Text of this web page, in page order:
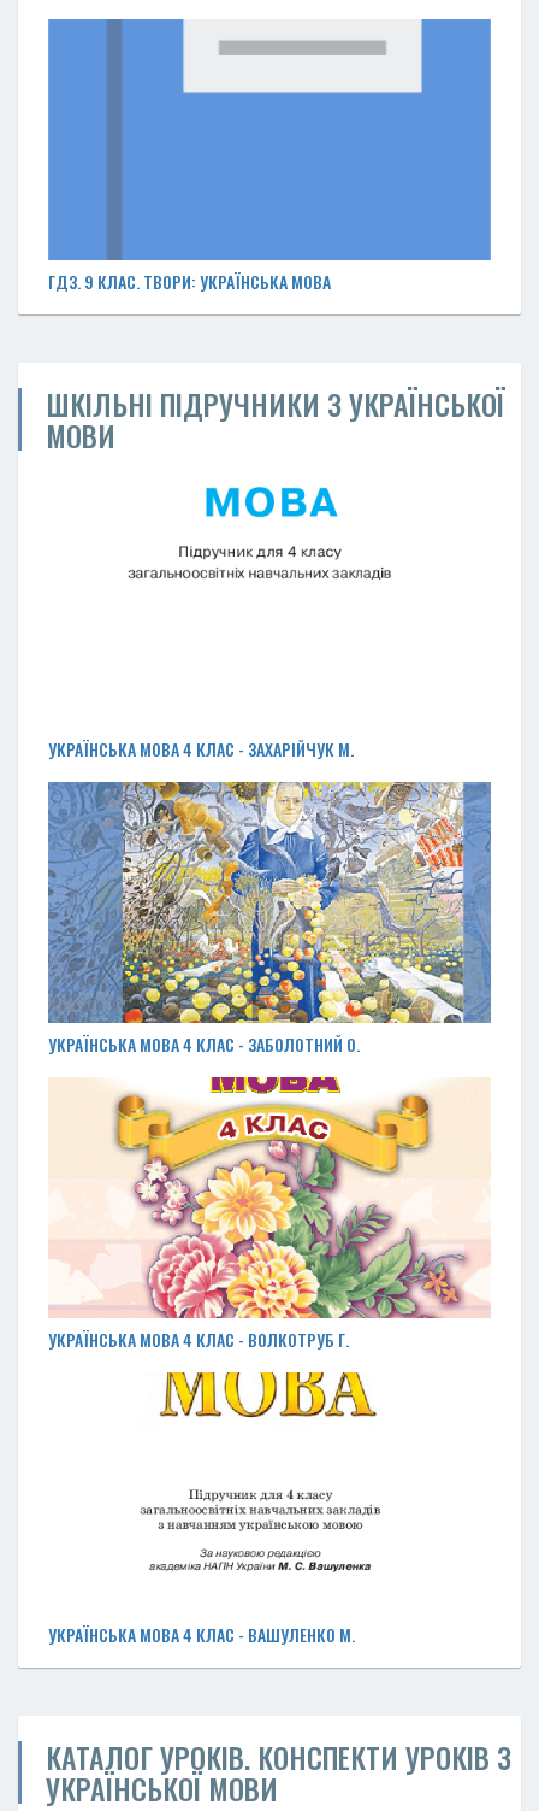
ГДЗ. 9 КЛАС. ТВОРИ: УКРАЇНСЬКА МОВА
ШКІЛЬНІ ПІДРУЧНИКИ З УКРАЇНСЬКОЇ
МОВИ
УКРАЇНСЬКА МОВА 4 КЛАС - ЗАХАРІЙЧУК М.
УКРАЇНСЬКА МОВА 4 КЛАС - ЗАБОЛОТНИЙ О.
УКРАЇНСЬКА МОВА 4 КЛАС - ВОЛКОТРУБ Г.
УКРАЇНСЬКА МОВА 4 КЛАС - ВАШУЛЕНКО М.
КАТАЛОГ УРОКІВ. КОНСПЕКТИ УРОКІВ З
УКРАЇНСЬКОЇ МОВИ